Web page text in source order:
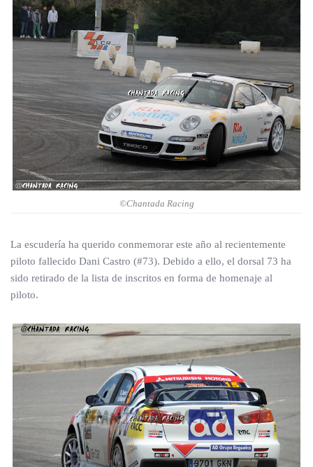
©Chantada Racing
La escudería ha querido conmemorar este año al recientemente
piloto fallecido Dani Castro (#73). Debido a ello, el dorsal 73 ha
sido retirado de la lista de inscritos en forma de homenaje al
piloto.